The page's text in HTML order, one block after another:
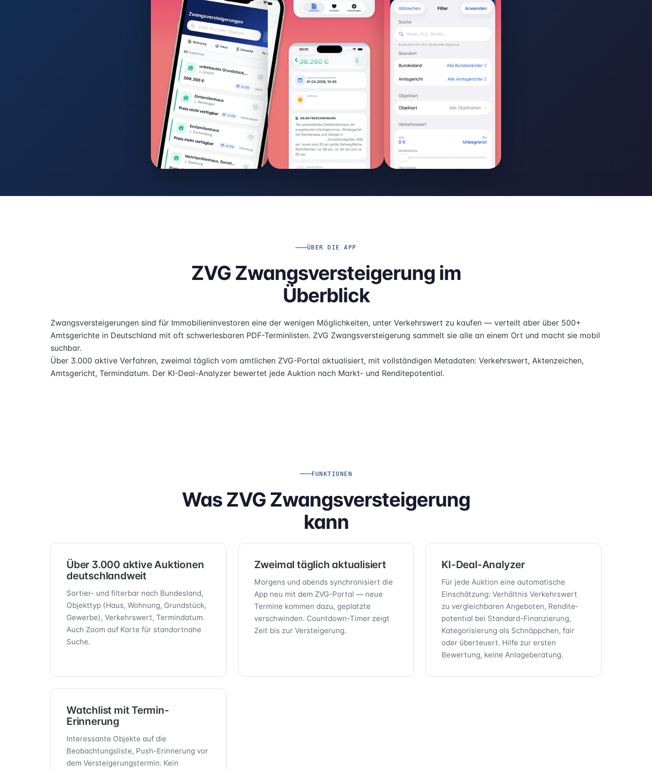
ÜBER DIE APP
ZVG Zwangsversteigerung im
Überblick
Zwangsversteigerungen sind für Immobilien­investoren eine der wenigen Möglichkeiten, unter Verkehrs­wert zu kaufen — verteilt aber über 500+
Amtsgerichte in Deutschland mit oft schwerlesbaren PDF-Terminlisten. ZVG Zwangsversteigerung sammelt sie alle an einem Ort und macht sie mobil
suchbar.
Über 3.000 aktive Verfahren, zweimal täglich vom amtlichen ZVG-Portal aktualisiert, mit vollständigen Metadaten: Verkehrswert, Aktenzeichen,
Amtsgericht, Termindatum. Der KI-Deal-Analyzer bewertet jede Auktion nach Markt- und Renditepotential.
FUNKTIONEN
Was ZVG Zwangsversteigerung
kann
Über 3.000 aktive Auktionen
deutschlandweit
Sortier- und filterbar nach Bundesland,
Objekttyp (Haus, Wohnung, Grundstück,
Gewerbe), Verkehrswert, Termindatum.
Auch Zoom auf Karte für standortnahe
Suche.
Zweimal täglich aktualisiert
Morgens und abends synchronisiert die
App neu mit dem ZVG-Portal — neue
Termine kommen dazu, geplatzte
verschwinden. Countdown-Timer zeigt
Zeit bis zur Versteigerung.
KI-Deal-Analyzer
Für jede Auktion eine automatische
Einschätzung: Verhältnis Verkehrswert
zu vergleichbaren Angeboten, Rendite­
potential bei Standard-Finanzierung,
Kategorisierung als Schnäppchen, fair
oder überteuert. Hilfe zur ersten
Bewertung, keine Anlage­beratung.
Watchlist mit Termin-
Erinnerung
Interessante Objekte auf die
Beobachtungsliste, Push-Erinnerung vor
dem Versteigerungs­termin. Kein